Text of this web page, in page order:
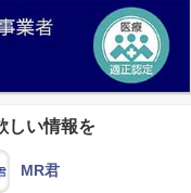
しい情報を
MR君